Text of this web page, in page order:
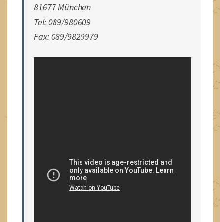
81677 München
Tel: 089/980609
Fax: 089/9829979